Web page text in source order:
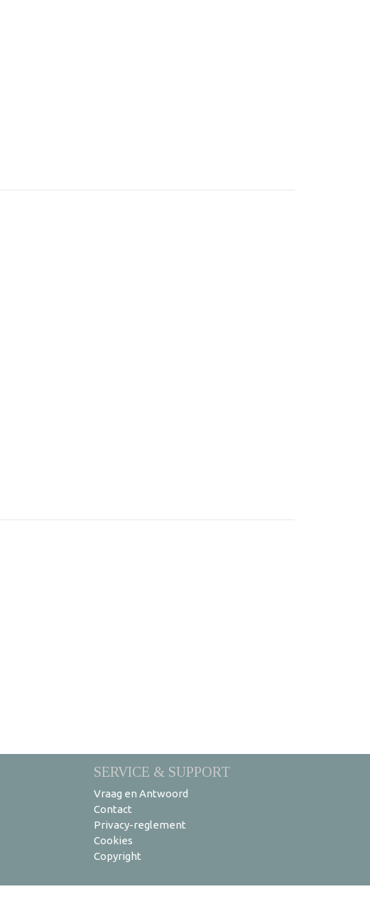
SERVICE & SUPPORT
Vraag en Antwoord
Contact
Privacy-reglement
Cookies
Copyright